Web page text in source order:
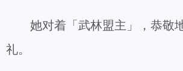
她对着「武林盟主」，恭敬
礼。